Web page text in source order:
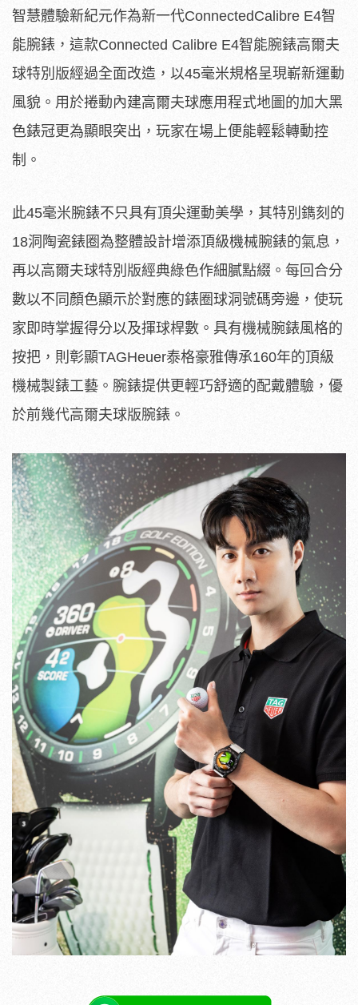
智慧體驗新紀元作為新一代ConnectedCalibre E4智
能腕錶，這款Connected Calibre E4智能腕錶高爾夫
球特別版經過全面改造，以45毫米規格呈現嶄新運動
風貌。用於捲動內建高爾夫球應用程式地圖的加大黑
色錶冠更為顯眼突出，玩家在場上便能輕鬆轉動控
制。
此45毫米腕錶不只具有頂尖運動美學，其特別鐫刻的
18洞陶瓷錶圈為整體設計增添頂級機械腕錶的氣息，
再以高爾夫球特別版經典綠色作細膩點綴。每回合分
數以不同顏色顯示於對應的錶圈球洞號碼旁邊，使玩
家即時掌握得分以及揮球桿數。具有機械腕錶風格的
按把，則彰顯TAGHeuer泰格豪雅傳承160年的頂級
機械製錶工藝。腕錶提供更輕巧舒適的配戴體驗，優
於前幾代高爾夫球版腕錶。